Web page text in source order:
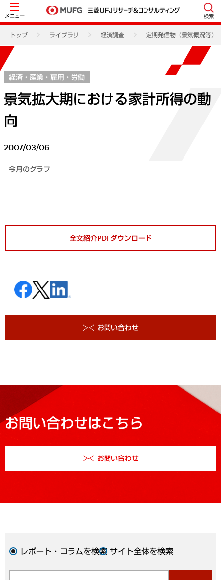
メニュー 検索
トップ ライブラリ 経済調査 定期発信物（景気概況等）
経済・産業・雇用・労働
景気拡大期における家計所得の動
向
2007/03/06
今月のグラフ
全文紹介PDFダウンロード
お問い合わせ
お問い合わせはこちら
お問い合わせ
レポート・コラムを検索 サイト全体を検索